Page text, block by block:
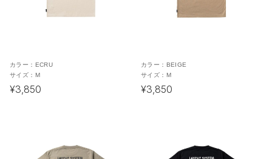
カラー： ECRU
サイズ： M
¥3,850
カラー： BEIGE
サイズ： M
¥3,850